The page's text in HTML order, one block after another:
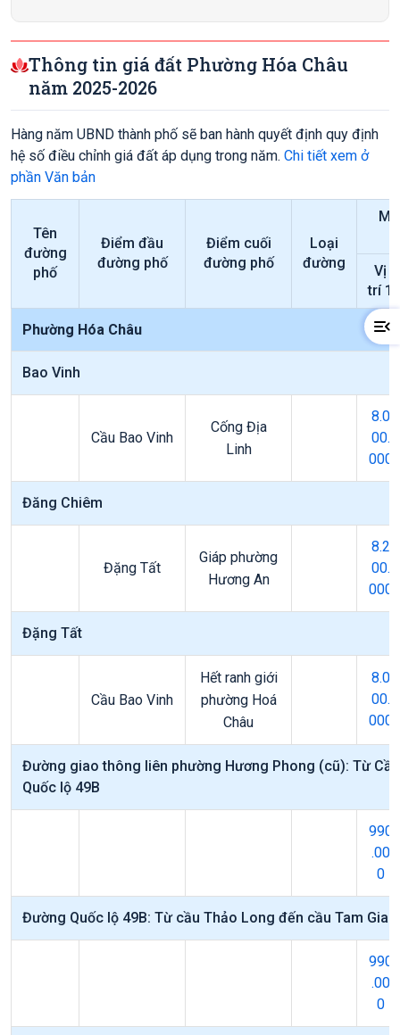
Thông tin giá đất Phường Hóa Châu
năm 2025-2026
Hàng năm UBND thành phố sẽ ban hành quyết định quy định
hệ số điều chỉnh giá đất áp dụng trong năm. Chi tiết xem ở
phần Văn bản
Tên
đường
phố
Điểm đầu
đường phố
Điểm cuối
đường phố
Loại
đường
Vị
trí 1
Phường Hóa Châu
Bao Vinh
Cầu Bao Vinh
Cống Địa
Linh
8.0
00.
000
Đăng Chiêm
Đặng Tất
Giáp phường
Hương An
8.2
00.
000
Đặng Tất
Cầu Bao Vinh
Hết ranh giới
phường Hoá
Châu
8.0
00.
000
Đường giao thông liên phường Hương Phong (cũ): Từ
Quốc lộ 49B
990
.00
0
Đường Quốc lộ 49B: Từ cầu Thảo Long đến cầu Tam
990
.00
0